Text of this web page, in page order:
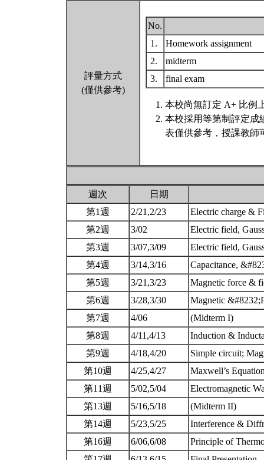
評量方式
(僅供參考)
No.
1.
Homework assignment
2.
midterm
3.
final exam
本校尚無訂定 A+ 比例
本校採用等第制評定成
表僅供參考，授課教師
週次
日期
第1週
2/21,2/23
Electric charge &
第2週
3/02
Electric field,
第3週
3/07,3/09
Electric field,
第4週
3/14,3/16
Capacitance,
第5週
3/21,3/23
Magnetic force &
第6週
3/28,3/30
Magnetic
第7週
4/06
(Midterm I)
第8週
4/11,4/13
Induction &
第9週
4/18,4/20
Simple circuit;
第10週
4/25,4/27
Maxwell’s
第11週
5/02,5/04
Electromagnetic
第13週
5/16,5/18
(Midterm II)
第14週
5/23,5/25
Interference &
第16週
6/06,6/08
Principle of